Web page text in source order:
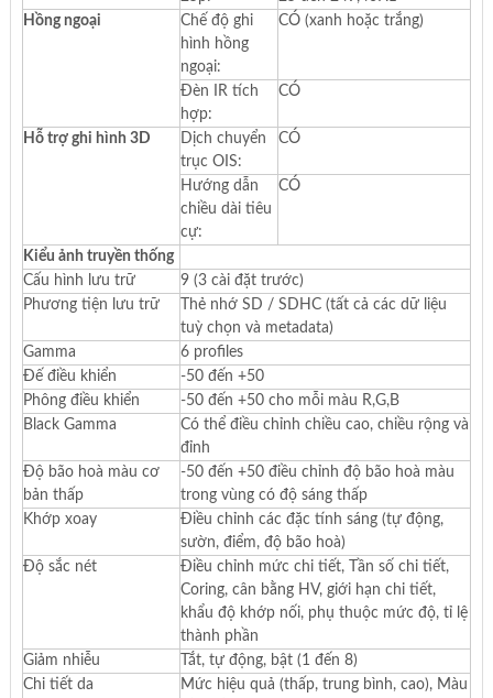
Hồng ngoại
Chế độ ghi
hình hồng
ngoại:
CÓ (xanh hoặc trắng)
Đèn IR tích
hợp:
CÓ
Hỗ trợ ghi hình 3D
Dịch chuyển
trục OIS:
CÓ
Hướng dẫn
chiều dài tiêu
cự:
CÓ
Kiểu ảnh truyền thống
Cấu hình lưu trữ
9 (3 cài đặt trước)
Phương tiện lưu trữ
Thẻ nhớ SD / SDHC (tất cả các dữ liệu
tuỳ chọn và metadata)
Gamma
6 profiles
Đế điều khiển
-50 đến +50
Phông điều khiển
-50 đến +50 cho mỗi màu R,G,B
Black Gamma
Có thể điều chỉnh chiều cao, chiều rộng và
đỉnh
Độ bão hoà màu cơ
bản thấp
-50 đến +50 điều chỉnh độ bão hoà màu
trong vùng có độ sáng thấp
Khớp xoay
Điều chỉnh các đặc tính sáng (tự động,
sườn, điểm, độ bão hoà)
Độ sắc nét
Điều chỉnh mức chi tiết, Tần số chi tiết,
Coring, cân bằng HV, giới hạn chi tiết,
khẩu độ khớp nối, phụ thuộc mức độ, tỉ lệ
thành phần
Giảm nhiễu
Tắt, tự động, bật (1 đến 8)
Chi tiết da
Mức hiệu quả (thấp, trung bình, cao), Màu